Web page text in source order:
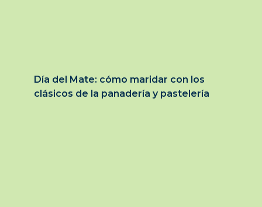
Día del Mate: cómo maridar con los
clásicos de la panadería y pastelería